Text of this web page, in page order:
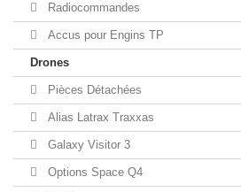
Radiocommandes
Accus pour Engins TP
Drones
Pièces Détachées
Alias Latrax Traxxas
Galaxy Visitor 3
Options Space Q4